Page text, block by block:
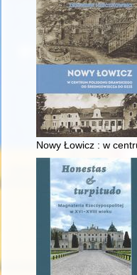
Nowy Łowicz : w